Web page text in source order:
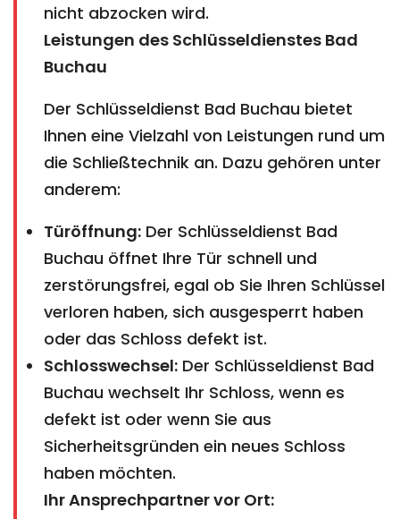
nicht abzocken wird.
Leistungen des Schlüsseldienstes Bad
Buchau
Der Schlüsseldienst Bad Buchau bietet
Ihnen eine Vielzahl von Leistungen rund um
die Schließtechnik an. Dazu gehören unter
anderem:
Türöffnung: Der Schlüsseldienst Bad
Buchau öffnet Ihre Tür schnell und
zerstörungsfrei, egal ob Sie Ihren Schlüssel
verloren haben, sich ausgesperrt haben
oder das Schloss defekt ist.
Schlosswechsel: Der Schlüsseldienst Bad
Buchau wechselt Ihr Schloss, wenn es
defekt ist oder wenn Sie aus
Sicherheitsgründen ein neues Schloss
haben möchten.
Ihr Ansprechpartner vor Ort: